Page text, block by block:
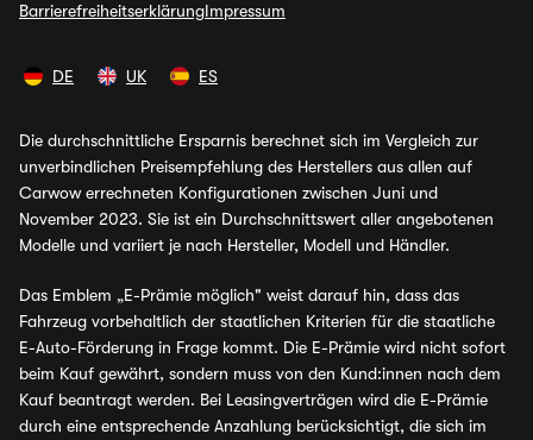
BarrierefreiheitserklärungImpressum
DE UK ES
Die durchschnittliche Ersparnis berechnet sich im Vergleich zur
unverbindlichen Preisempfehlung des Herstellers aus allen auf
Carwow errechneten Konfigurationen zwischen Juni und
November 2023. Sie ist ein Durchschnittswert aller angebotenen
Modelle und variiert je nach Hersteller, Modell und Händler.
Das Emblem „E-Prämie möglich" weist darauf hin, dass das
Fahrzeug vorbehaltlich der staatlichen Kriterien für die staatliche
E-Auto-Förderung in Frage kommt. Die E-Prämie wird nicht sofort
beim Kauf gewährt, sondern muss von den Kund:innen nach dem
Kauf beantragt werden. Bei Leasingverträgen wird die E-Prämie
durch eine entsprechende Anzahlung berücksichtigt, die sich im